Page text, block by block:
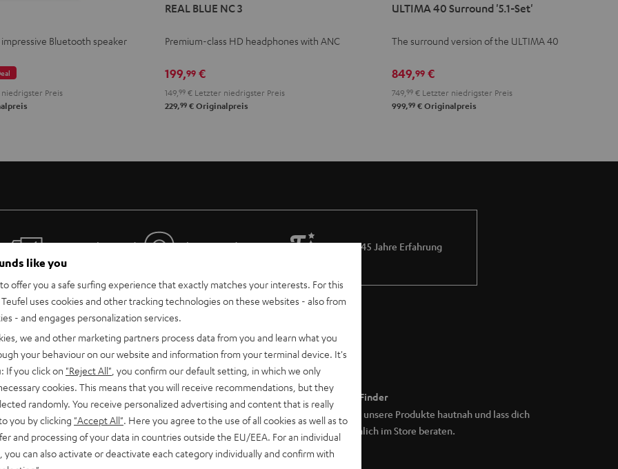
Bluetooth speaker
Preis
REAL BLUE NC 3
Premium-class HD headphones with ANC
199,99 €
149, 99 € Letzter niedrigster Preis
229,99 € Originalpreis
ULTIMA 40 Surround '5.1-Set'
The surround version of the ULTIMA 40
849,99€
749, 99€Letzter niedrigster Preis
999,99€Originalpreis
Gratis Rückversand Inhouse Kundenservice Mehr als 45 Jahre Erfahrung
Teufel Support
Rückgabe / Rücktritt
Store Finder
Erlebe unsere Produkte hautnah und lass dich
persönlich im Store beraten.
like you
offer you a safe surfing experience that exactly matches your interests. For this
uses cookies and other tracking technologies on these websites - also from
- and engages personalization services.
we and other marketing partners process data from you and learn what you
your behaviour on our website and information from your terminal device. It's
If you click on "Reject All" , you confirm our default setting, in which we only
cookies. This means that you will receive recommendations, but they
randomly. You receive personalized advertising and content that is really
you by clicking "Accept All" . Here you agree to the use of all cookies as well as to
and processing of your data in countries outside the EU/EEA. For an individual
you can also activate or deactivate each category individually and confirm with